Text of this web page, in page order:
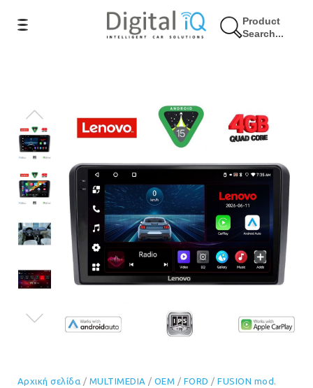
Product
Search...
9% Έκπτωση
Αρχική σελίδα / MULTIMEDIA / OEM / FORD /FUSION mod.